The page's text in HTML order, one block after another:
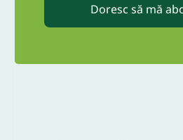
Doresc să mă